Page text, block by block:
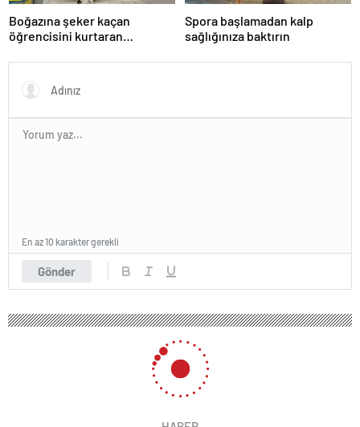
Boğazına şeker kaçan
öğrencisini kurtaran
eğitimine dikkati çekti
Spora başlamadan kalp
sağlığınıza baktırın
Gönder
En az 10 karakter gerekli